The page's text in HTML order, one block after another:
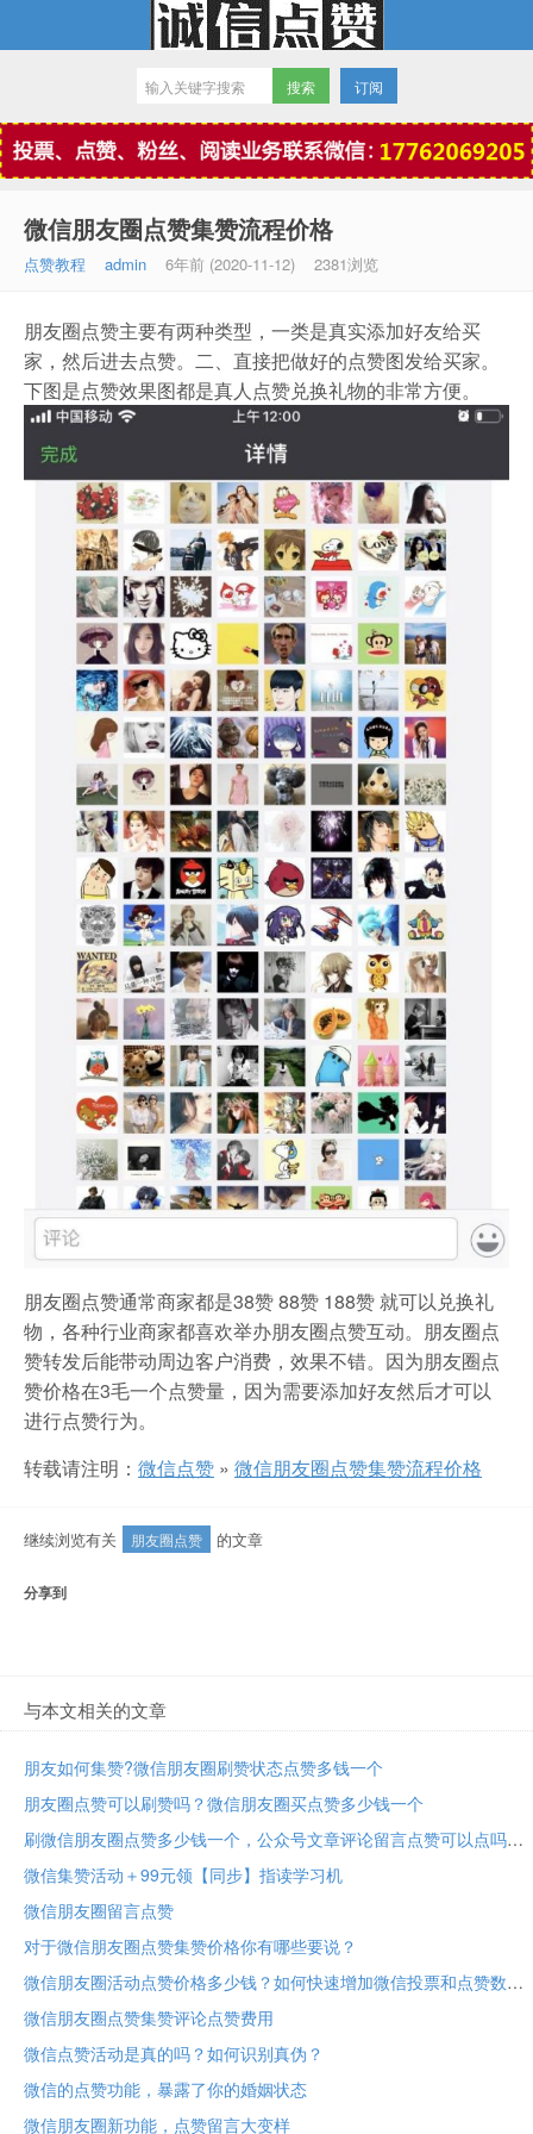
微信点赞
订阅
微信朋友圈点赞集赞流程价格
点赞教程 admin 6年前 (2020-11-12) 2381浏览
朋友圈点赞主要有两种类型，一类是真实添加好友给买
家，然后进去点赞。二、直接把做好的点赞图发给买家。
下图是点赞效果图都是真人点赞兑换礼物的非常方便。
朋友圈点赞通常商家都是38赞 88赞 188赞 就可以兑换礼
物，各种行业商家都喜欢举办朋友圈点赞互动。朋友圈点
赞转发后能带动周边客户消费，效果不错。因为朋友圈点
赞价格在3毛一个点赞量，因为需要添加好友然后才可以
进行点赞行为。
转载请注明： 微信点赞 » 微信朋友圈点赞集赞流程价格
继续浏览有关 朋友圈点赞 的文章
分享到
与本文相关的文章
朋友如何集赞?微信朋友圈刷赞状态点赞多钱一个
朋友圈点赞可以刷赞吗？微信朋友圈买点赞多少钱一个
刷微信朋友圈点赞多少钱一个，公众号文章评论留言点赞可以点吗
微信集赞活动＋99元领【同步】指读学习机
微信朋友圈留言点赞
对于微信朋友圈点赞集赞价格你有哪些要说？
微信朋友圈活动点赞价格多少钱？如何快速增加微信投票和点赞数量
微信朋友圈点赞集赞评论点赞费用
微信点赞活动是真的吗？如何识别真伪？
微信的点赞功能，暴露了你的婚姻状态
微信朋友圈新功能，点赞留言大变样